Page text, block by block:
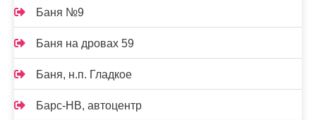
Баня №9
Баня на дровах 59
Баня, н.п. Гладкое
Барс-НВ, автоцентр